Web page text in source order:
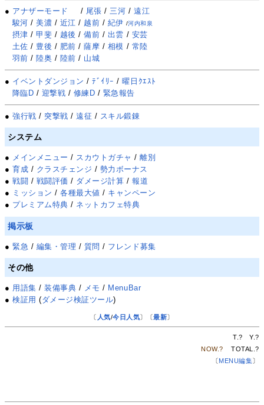
● アナザーモード / 尾張 / 三河 / 遠江
駿河 /美濃 / 近江 / 越前 / 紀伊 /河内和泉
摂津 /甲斐 / 越後 /備前 / 出雲 / 安芸
土佐 / 豊後 / 肥前 /薩摩 / 相模 / 常陸
羽前 / 陸奥 / 陸前 / 山城
● イベントダンジョン /ﾃﾞｲﾘｰ /曜日ｸｴｽﾄ
降臨D / 迎撃戦 / 修練D / 緊急報告
●強行戦 / 突撃戦 /遠征 / スキル鍛錬
システム
● メインメニュー / スカウトガチャ /離別
●育成 / クラスチェンジ / 勢力ボーナス
●戦闘 / 戦闘評価 / ダメージ計算 / 報道
● ミッション /各種最大値 / キャンペーン
● プレミアム特典 / ネットカフェ特典
掲示板
●緊急 / 編集・管理 / 質問 / フレンド募集
その他
● 用語集 /装備事典 / メモ / MenuBar
●検証用 (ダメージ検証ツール)
〔 人気/今日人気〕〔最新〕
T.? Y.?
NOW.? TOTAL.?
〔MENU編集〕